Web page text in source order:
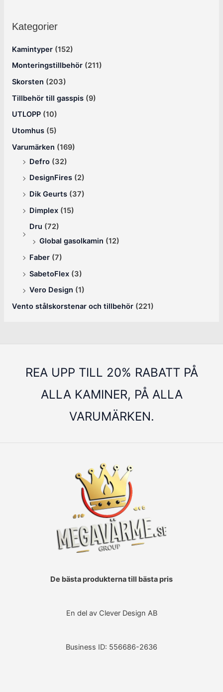
Kategorier
Kamintyper (152)
Monteringstillbehör (211)
Skorsten (203)
Tillbehör till gasspis (9)
UTLOPP (10)
Utomhus (5)
Varumärken (169)
Defro (32)
DesignFires (2)
Dik Geurts (37)
Dimplex (15)
Dru (72)
Global gasolkamin (12)
Faber (7)
SabetoFlex (3)
Vero Design (1)
Vento stålskorstenar och tillbehör (221)
REA UPP TILL 20% RABATT PÅ
ALLA KAMINER, PÅ ALLA
VARUMÄRKEN.
De bästa produkterna till bästa pris
En del av Clever Design AB
Business ID: 556686-2636